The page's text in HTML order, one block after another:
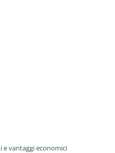
e vantaggi economici